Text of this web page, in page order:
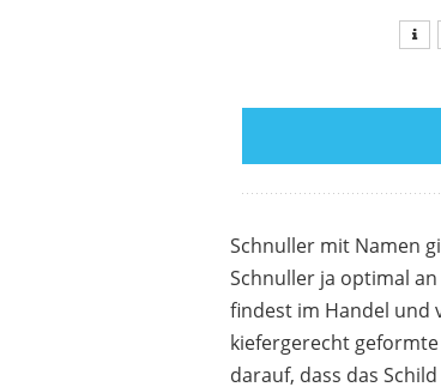
Schnuller mit Namen
Schnuller ja optimal
findest im Handel und
kiefergerecht
darauf, dass das